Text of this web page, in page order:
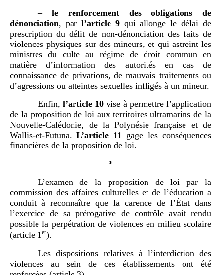
–le renforcement des obligations de
dénonciation, par l’article 9qui allonge le délai de
prescription du délit de non-dénonciation des faits de
violences physiques sur des mineurs, et qui astreint les
ministres du culte au régime de droit commun en
matière d’information des autorités en cas de
connaissance de privations, de mauvais traitements ou
d’agressions ou atteintes sexuelles infligés à un mineur.
Enfin, l’article 10 vise à permettre l’application
de la proposition de loi aux territoires ultramarins de la
Nouvelle-Calédonie, de la Polynésie française et de
Wallis-et-Futuna.L’article 11
gage les conséquences
financières de la proposition de loi.
*
L’examen de la proposition de loi par la
commission des affaires culturelles et de l’éducation a
conduit à reconnaître que la carence de l’État dans
l’exercice de sa prérogative de contrôle avait rendu
possible la perpétration de violences en milieu scolaire
(article 1 er).
Les dispositions relatives à l’interdiction des
violences au sein de ces établissements ont été